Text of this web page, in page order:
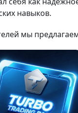
навыков.
мы